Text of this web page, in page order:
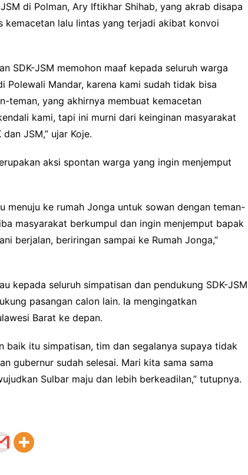
di Polman, Ary Iftikhar Shihab, yang akrab disapa
kemacetan lalu lintas yang terjadi akibat konvoi
SDK-JSM memohon maaf kepada seluruh warga
Polewali Mandar, karena kami sudah tidak bisa
teman, yang akhirnya membuat kemacetan
kami, tapi ini murni dari keinginan masyarakat
JSM,” ujar Koje.
aksi spontan warga yang ingin menjemput
menuju ke rumah Jonga untuk sowan dengan teman-
masyarakat berkumpul dan ingin menjemput bapak
berjalan, beriringan sampai ke Rumah Jonga,”
kepada seluruh simpatisan dan pendukung SDK-JSM
pasangan calon lain. Ia mengingatkan
Barat ke depan.
baik itu simpatisan, tim dan segalanya supaya tidak
gubernur sudah selesai. Mari kita sama sama
Sulbar maju dan lebih berkeadilan,” tutupnya.